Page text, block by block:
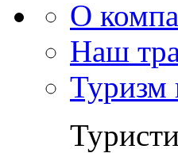
О
Наш
Туризм